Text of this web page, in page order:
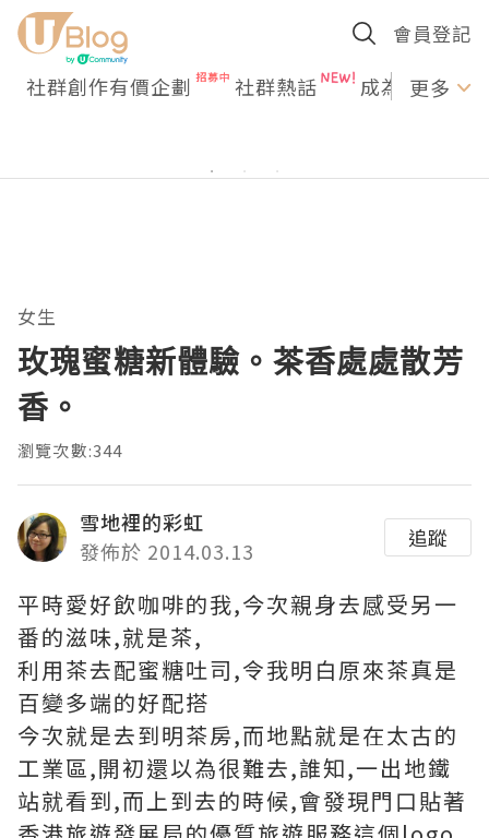
會員登記
社群創作有價企劃 社群熱話 成為U更多
女生
玫瑰蜜糖新體驗。茶香處處散芳
香。
瀏覽次數:344
雪地裡的彩虹
發佈於 2014.03.13
追蹤
平時愛好飲咖啡的我,今次親身去感受另一
番的滋味,就是茶,
利用茶去配蜜糖吐司,令我明白原來茶真是
百變多端的好配搭
今次就是去到明茶房,而地點就是在太古的
工業區,開初還以為很難去,誰知,一出地鐵
站就看到,而上到去的時候,會發現門口貼著